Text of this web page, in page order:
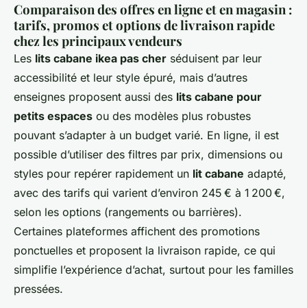
Comparaison des offres en ligne et en magasin :
tarifs, promos et options de livraison rapide
chez les principaux vendeurs
Les lits cabane ikea pas cher séduisent par leur
accessibilité et leur style épuré, mais d’autres
enseignes proposent aussi des lits cabane pour
petits espaces ou des modèles plus robustes
pouvant s’adapter à un budget varié. En ligne, il est
possible d’utiliser des filtres par prix, dimensions ou
styles pour repérer rapidement un lit cabane adapté,
avec des tarifs qui varient d’environ 245 € à 1 200 €,
selon les options (rangements ou barrières).
Certaines plateformes affichent des promotions
ponctuelles et proposent la livraison rapide, ce qui
simplifie l’expérience d’achat, surtout pour les familles
pressées.